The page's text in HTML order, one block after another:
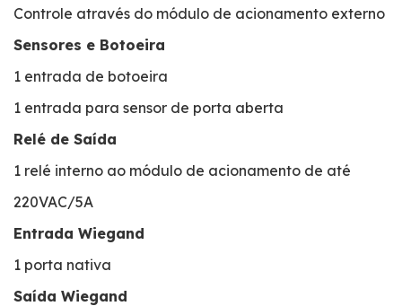
Controle através do módulo de acionamento externo
Sensores e Botoeira
1 entrada de botoeira
1 entrada para sensor de porta aberta
Relé de Saída
1 relé interno ao módulo de acionamento de até
220VAC/5A
Entrada Wiegand
1 porta nativa
Saída Wiegand